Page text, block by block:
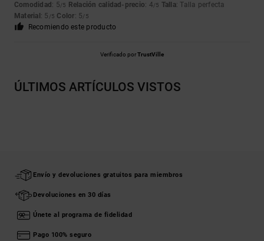
Comodidad : 5/5 Relación calidad-precio: 4/5 Talla: Talla perfecta
Material : 5 /5 Color: 5/5
Recomiendo este producto
Verificado porTrustVille
ÚLTIMOS ARTÍCULOS VISTOS
Envío y devoluciones gratuitos para miembros
Devoluciones en 30 días
Únete al programa de fidelidad
Pago 100% seguro